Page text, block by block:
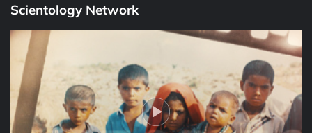
Scientology Network